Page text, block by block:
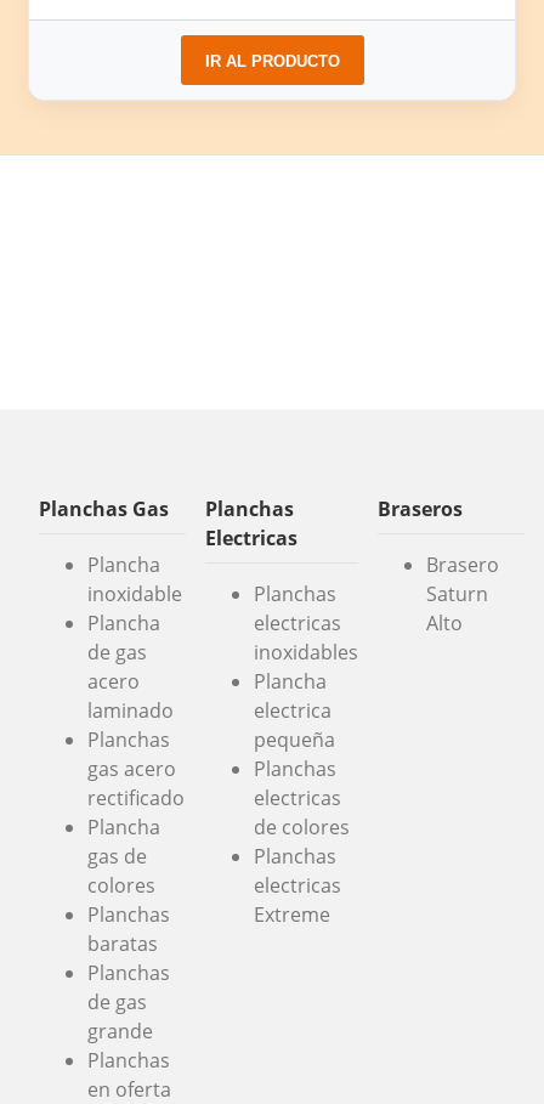
IR AL PRODUCTO
Planchas Gas
Plancha
inoxidable
Plancha
de gas
acero
laminado
Planchas
gas acero
rectificado
Plancha
gas de
colores
Planchas
baratas
Planchas
de gas
grande
Planchas
en oferta
Planchas
Electricas
Planchas
electricas
inoxidables
Plancha
electrica
pequeña
Planchas
electricas
de colores
Planchas
electricas
Extreme
Braseros
Brasero
Saturn
Alto